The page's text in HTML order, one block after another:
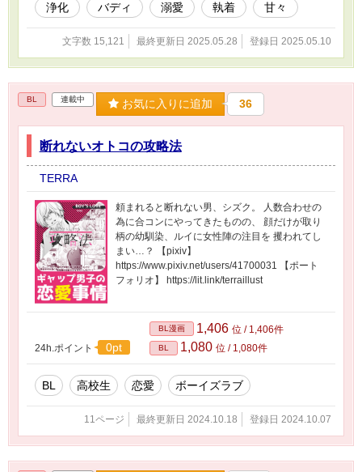
浄化
バディ 溺愛 執着 甘々
文字数 15,121 最終更新日 2025.05.28 登録日 2025.05.10
BL 連載中 お気に入りに追加 36
断れないオトコの攻略法
TERRA
頼まれると断れない男、シズク。 人数合わせの
為に合コンにやってきたものの、 顔だけが取り
柄の幼馴染、ルイに女性陣の注目を 攫われてし
まい…？ 【pixiv】
https://www.pixiv.net/users/41700031 【ポート
フォリオ】 https://lit.link/terraillust
24h.ポイント 0pt
BL漫画 1,406 位 / 1,406件
BL 1,080 位 / 1,080件
BL 高校生 恋愛 ボーイズラブ
11ページ 最終更新日 2024.10.18 登録日 2024.10.07